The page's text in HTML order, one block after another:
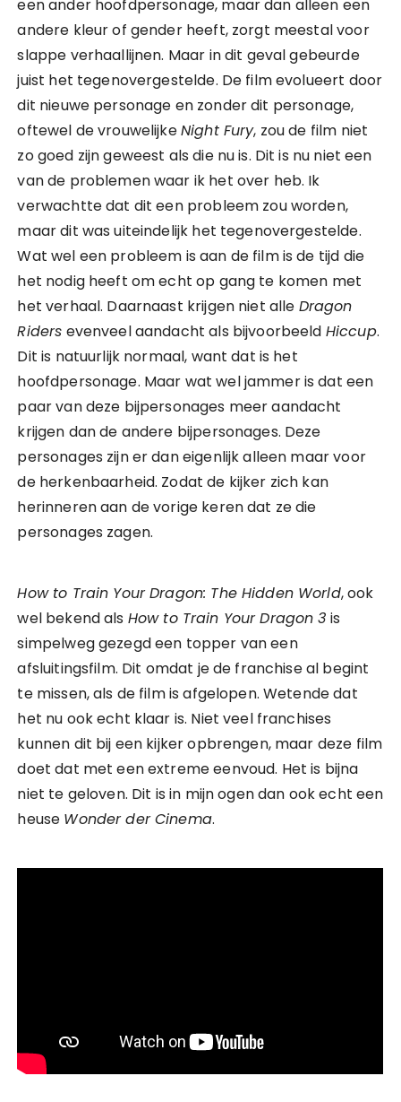
een ander hoofdpersonage, maar dan alleen een
andere kleur of gender heeft, zorgt meestal voor
slappe verhaallijnen. Maar in dit geval gebeurde
juist het tegenovergestelde. De film evolueert door
dit nieuwe personage en zonder dit personage,
oftewel de vrouwelijkeNight Fury, zou de film niet
zo goed zijn geweest als die nu is. Dit is nu niet een
van de problemen waar ik het over heb. Ik
verwachtte dat dit een probleem zou worden,
maar dit was uiteindelijk het tegenovergestelde.
Wat wel een probleem is aan de film is de tijd die
het nodig heeft om echt op gang te komen met
het verhaal. Daarnaast krijgen niet alle Dragon
Riders evenveel aandacht als bijvoorbeeld Hiccup.
Dit is natuurlijk normaal, want dat is het
hoofdpersonage. Maar wat wel jammer is dat een
paar van deze bijpersonages meer aandacht
krijgen dan de andere bijpersonages. Deze
personages zijn er dan eigenlijk alleen maar voor
de herkenbaarheid. Zodat de kijker zich kan
herinneren aan de vorige keren dat ze die
personages zagen.
How to Train Your Dragon: The Hidden World, ook
wel bekend als How to Train Your Dragon 3 is
simpelweg gezegd een topper van een
afsluitingsfilm. Dit omdat je de franchise al begint
te missen, als de film is afgelopen. Wetende dat
het nu ook echt klaar is. Niet veel franchises
kunnen dit bij een kijker opbrengen, maar deze film
doet dat met een extreme eenvoud. Het is bijna
niet te geloven. Dit is in mijn ogen dan ook echt een
heuse Wonder der Cinema.